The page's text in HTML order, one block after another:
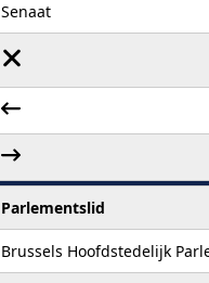
Senaat
Parlementslid
Brussels Hoofdstedelijk